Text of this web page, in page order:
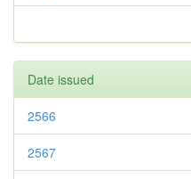
Date issued
2566
2567